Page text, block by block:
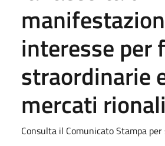
interesse per
straordinarie
mercati rionali
Consulta il Comunicato Stampa per